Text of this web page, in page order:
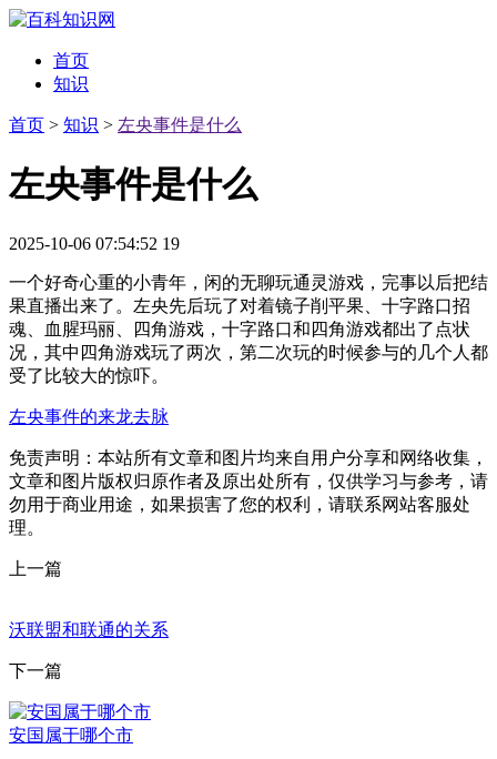
首页
知识
首页 > 知识 > 左央事件是什么
左央事件是什么
2025-10-06 07:54:52 19
一个好奇心重的小青年，闲的无聊玩通灵游戏，完事以后把结
果直播出来了。左央先后玩了对着镜子削平果、十字路口招
魂、血腥玛丽、四角游戏，十字路口和四角游戏都出了点状
况，其中四角游戏玩了两次，第二次玩的时候参与的几个人都
受了比较大的惊吓。
左央事件的来龙去脉
免责声明：本站所有文章和图片均来自用户分享和网络收集，
文章和图片版权归原作者及原出处所有，仅供学习与参考，请
勿用于商业用途，如果损害了您的权利，请联系网站客服处
理。
上一篇
沃联盟和联通的关系
下一篇
安国属于哪个市